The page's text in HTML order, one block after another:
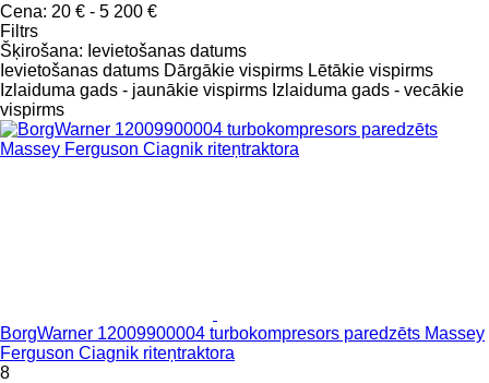
Cena: 20 € - 5 200 €
Filtrs
Šķirošana: Ievietošanas datums
Ievietošanas datums Dārgākie vispirms Lētākie vispirms
Izlaiduma gads - jaunākie vispirms Izlaiduma gads - vecākie
vispirms
BorgWarner 12009900004 turbokompresors paredzēts Massey
Ferguson Ciagnik riteņtraktora
8